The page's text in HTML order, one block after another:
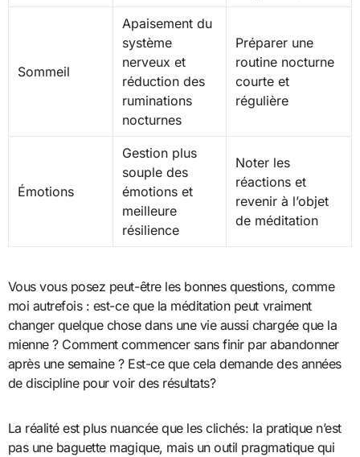
Sommeil
Apaisement du
système
nerveux et
réduction des
ruminations
nocturnes
Préparer une
routine nocturne
courte et
régulière
Émotions
Gestion plus
souple des
émotions et
meilleure
résilience
Noter les
réactions et
revenir à l’objet
de méditation
Vous vous posez peut-être les bonnes questions, comme
moi autrefois : est-ce que la méditation peut vraiment
changer quelque chose dans une vie aussi chargée que la
mienne ? Comment commencer sans finir par abandonner
après une semaine ? Est-ce que cela demande des années
de discipline pour voir des résultats?
La réalité est plus nuancée que les clichés: la pratique n’est
pas une baguette magique, mais un outil pragmatique qui